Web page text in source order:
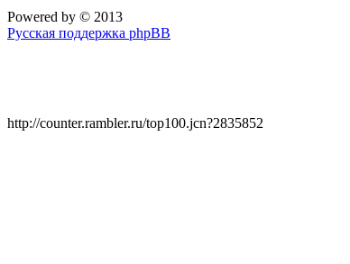
Powered by © 2013
Русская поддержка phpBB
http://counter.rambler.ru/top100.jcn?2835852